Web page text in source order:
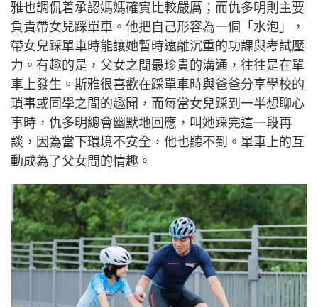
雅也調侃着承認媽媽確實比較嚴厲；而仇多明則主要
負責帶女兒踩單車。他把自己形容為一個「水泡」，
帶女兒踩單車時能讓她暫時遠離沉重的功課與考試壓
力。有趣的是，父女之間最珍貴的溝通，往往是在單
車上發生。斯雅很喜歡在踩單車時與爸爸分享學校的
瑣事或同學之間的趣聞，而每當女兒踩到一半想聊心
事時，仇多明總會幽默地回應，叫她踩完這一段再
談，因為當下環境不安全，他也聽不到。單車上的互
動成為了父女間的情趣。